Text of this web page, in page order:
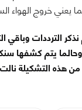
يعني خروج الهواء
الترددات وباقي
يتم كشفها
هذه التشكيلة